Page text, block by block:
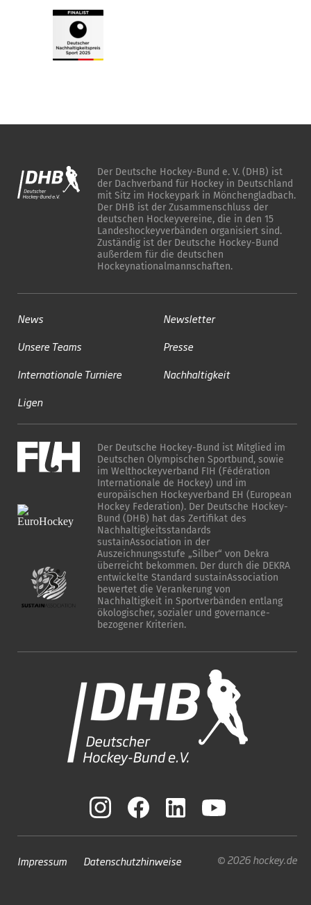
Der Deutsche Hockey-Bund e. V. (DHB) ist
der Dachverband für Hockey in Deutschland
mit Sitz im Hockeypark in Mönchengladbach.
Der DHB ist der Zusammenschluss der
deutschen Hockeyvereine, die in den 15
Landeshockeyverbänden organisiert sind.
Zuständig ist der Deutsche Hockey-Bund
außerdem für die deutschen
Hockeynationalmannschaften.
News
Unsere Teams
Internationale Turniere
Ligen
Newsletter
Presse
Nachhaltigkeit
Der Deutsche Hockey-Bund ist Mitglied im
Deutschen Olympischen Sportbund, sowie
im Welthockeyverband FIH (Fédération
Internationale de Hockey) und im
europäischen Hockeyverband EH (European
Hockey Federation). Der Deutsche Hockey-
Bund (DHB) hat das Zertifikat des
Nachhaltigkeitsstandards
sustainAssociation in der
Auszeichnungsstufe „Silber“ von Dekra
überreicht bekommen. Der durch die DEKRA
entwickelte Standard sustainAssociation
bewertet die Verankerung von
Nachhaltigkeit in Sportverbänden entlang
ökologischer, sozialer und governance-
bezogener Kriterien.
Impressum Datenschutzhinweise © 2026 hockey.de